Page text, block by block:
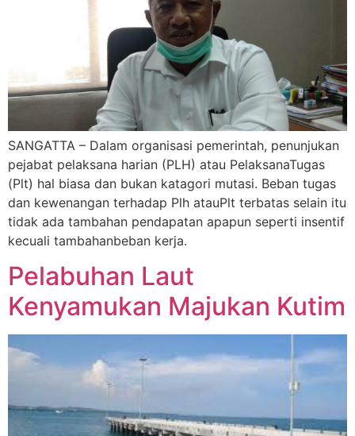
SANGATTA – Dalam organisasi pemerintah, penunjukan
pejabat pelaksana harian (PLH) atau PelaksanaTugas
(Plt) hal biasa dan bukan katagori mutasi. Beban tugas
dan kewenangan terhadap Plh atauPlt terbatas selain itu
tidak ada tambahan pendapatan apapun seperti insentif
kecuali tambahanbeban kerja.
Pelabuhan Laut
Kenyamukan Majukan Kutim